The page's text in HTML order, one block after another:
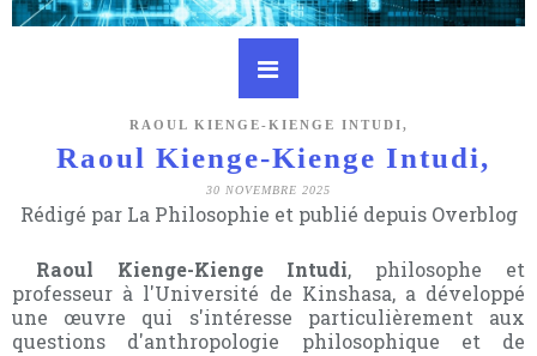
RAOUL KIENGE-KIENGE INTUDI,
Raoul Kienge-Kienge Intudi,
30 NOVEMBRE 2025
Rédigé par La Philosophie et publié depuis Overblog
Raoul Kienge-Kienge Intudi, philosophe et
professeur à l'Université de Kinshasa, a développé
une œuvre qui s'intéresse particulièrement aux
questions d'anthropologie philosophique et de